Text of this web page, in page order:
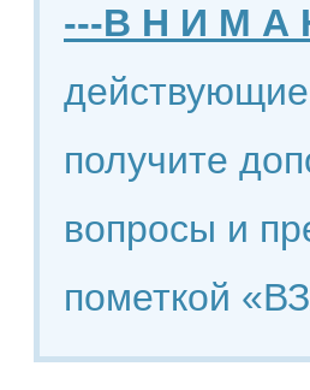
---В Н И М А
получите
вопросы и
пометкой